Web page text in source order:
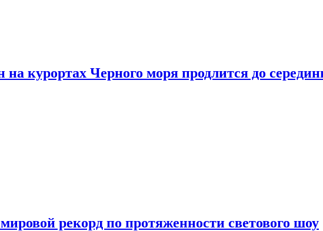
курортах Черного моря продлится до
рекорд по протяженности светового шоу